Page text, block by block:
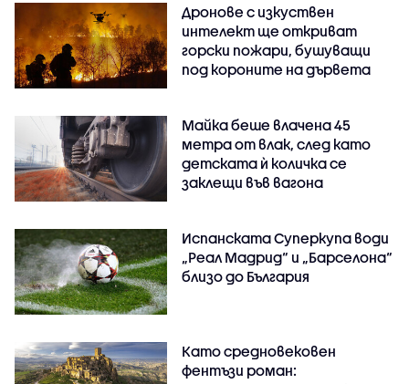
Дронове с изкуствен
интелект ще откриват
горски пожари, бушуващи
под короните на дървета
Майка беше влачена 45
метра от влак, след като
детската ѝ количка се
заклещи във вагона
Испанската Суперкупа води
„Реал Мадрид“ и „Барселона“
близо до България
Като средновековен
фентъзи роман: